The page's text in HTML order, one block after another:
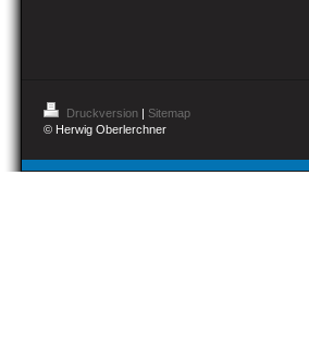
Druckversion | Sitemap
© Herwig Oberlerchner